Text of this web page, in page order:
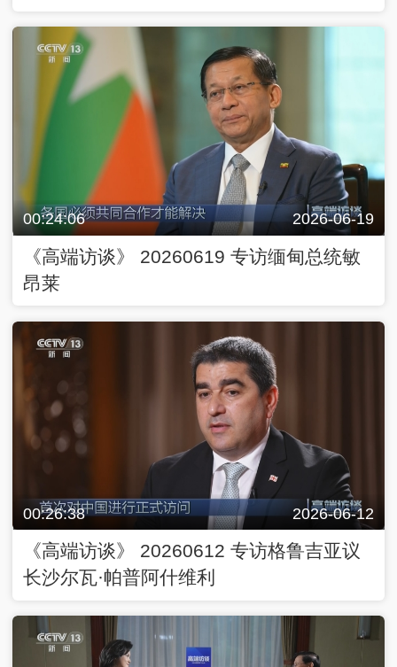
00:24:06 2026-06-19
《高端访谈》 20260619 专访缅甸总统敏
昂莱
00:26:38 2026-06-12
《高端访谈》 20260612 专访格鲁吉亚议
长沙尔瓦·帕普阿什维利